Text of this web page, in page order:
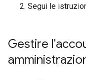
Segui le
Gestire